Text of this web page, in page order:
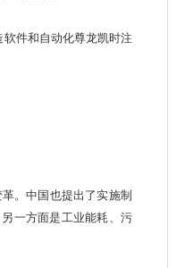
件和自动化尊龙凯时注
。中国也提出了实施制
一方面是工业能耗、污